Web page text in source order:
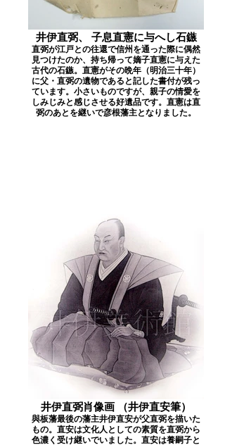
井伊直弼、 子息直憲に与へし石鏃
直弼が江戸との往還で信州を通った際に偶然
見つけたのか、持ち帰って嫡子直憲に与えた
古代の石鏃。直憲がその晩年（明治三十年）
に父・直弼の遺物であると記した書付が残っ
ています。小さいものですが、親子の情愛を
しみじみと感じさせる好遺品です。直憲は直
弼のあとを継いで彦根藩主となりました。
井伊直弼肖像画 （井伊直安筆）
與板藩最後の藩主井伊直安が父直弼を描いた
もの。直安は文化人としての素質を直弼から
色濃く受け継いでいました。直安は養嗣子と